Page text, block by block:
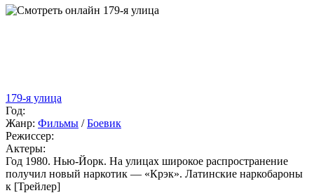
179-я улица
Год:
Жанр: Фильмы /Боевик
Режиссер:
Актеры:
Год 1980. Нью-Йорк. На улицах широкое распространение
получил новый наркотик — «Крэк». Латинские наркобароны
к [Трейлер]